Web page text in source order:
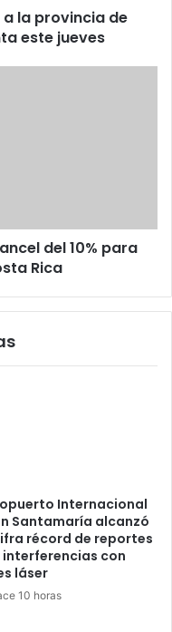
la provincia de
este jueves
del 10% para
Rica
Internacional
Santamaría alcanzó
récord de reportes
interferencias con
láser
10 horas